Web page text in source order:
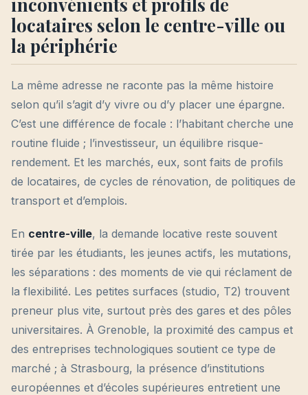
locataires selon le centre-ville ou
la périphérie
La même adresse ne raconte pas la même histoire
selon qu’il s’agit d’y vivre ou d’y placer une épargne.
C’est une différence de focale : l’habitant cherche une
routine fluide ; l’investisseur, un équilibre risque-
rendement. Et les marchés, eux, sont faits de profils
de locataires, de cycles de rénovation, de politiques de
transport et d’emplois.
En centre-ville, la demande locative reste souvent
tirée par les étudiants, les jeunes actifs, les mutations,
les séparations : des moments de vie qui réclament de
la flexibilité. Les petites surfaces (studio, T2) trouvent
preneur plus vite, surtout près des gares et des pôles
universitaires. À Grenoble, la proximité des campus et
des entreprises technologiques soutient ce type de
marché ; à Strasbourg, la présence d’institutions
européennes et d’écoles supérieures entretient une